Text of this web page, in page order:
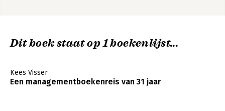
Dit boek staat op 1 boekenlijst...
Kees Visser
Een managementboekenreis van 31 jaar